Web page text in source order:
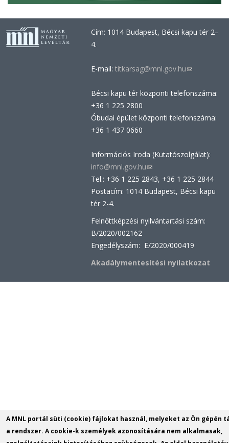
Cím: 1014 Budapest, Bécsi kapu tér 2–
4.
E-mail: titkarsag@mnl.gov.hu(link
e-
Bécsi kapu tér központi telefonszáma:
+36 1 225 2800
Óbudai épület központi telefonszáma:
+36 1 437 0660
Információs Iroda (Kutatószolgálat):
info@mnl.gov.hu(link
sends
e-
Tel.: +36 1 225 2843, +36 1 225 2844
Postacím: 1014 Budapest, Bécsi kapu
tér 2-4.
Felnőttképzési nyilvántartási szám:
B/2020/002162
Engedélyszám: E/2020/000419
Akadálymentesítési nyilatkozat
A MNL portál süti (cookie) fájlokat használ, melyeket az Ön gépén
a rendszer. A cookie-k személyek azonosítására nem alkalmasak,